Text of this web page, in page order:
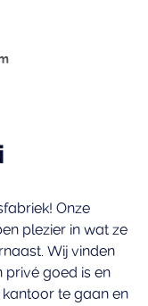
Onze
plezier in wat ze
Wij vinden
privé goed is en
te gaan en